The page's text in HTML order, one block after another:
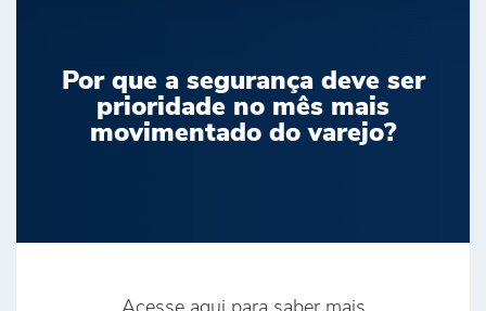
Por que a segurança deve ser
prioridade no mês mais
movimentado do varejo?